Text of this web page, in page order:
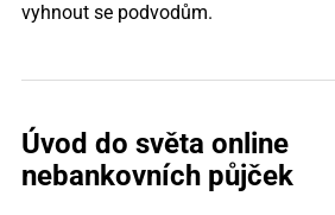
vyhnout se podvodům.
Úvod do světa online
nebankovních půjček